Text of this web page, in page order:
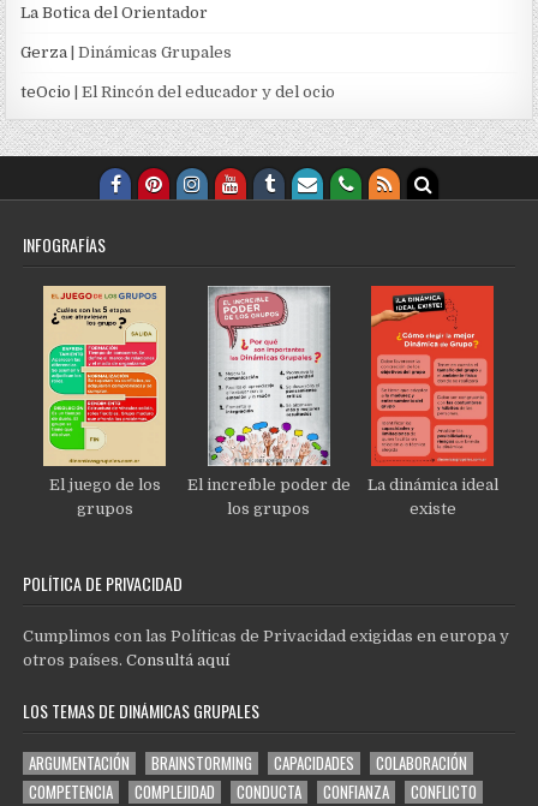
La Botica del Orientador
Gerza | Dinámicas Grupales
teOcio | El Rincón del educador y del ocio
INFOGRAFÍAS
El juego de los
grupos
El increíble poder de
los grupos
La dinámica ideal
existe
POLÍTICA DE PRIVACIDAD
Cumplimos con las Políticas de Privacidad exigidas en europa y
otros países.Consultá aquí
LOS TEMAS DE DINÁMICAS GRUPALES
ARGUMENTACIÓN BRAINSTORMING CAPACIDADES
COLABORACIÓN
COMPETENCIA
COMPLEJIDAD CONDUCTA CONFIANZA
CONFLICTO